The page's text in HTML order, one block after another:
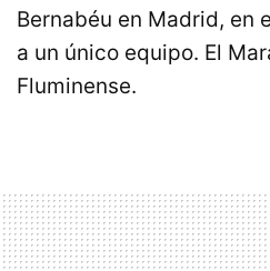
Bernabéu en Madrid, en
a un único equipo. El
Fluminense.